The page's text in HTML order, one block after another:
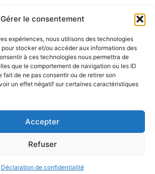
Gérer le consentement
expériences, nous utilisons des technologies
stocker et/ou accéder aux informations des
à ces technologies nous permettra de
que le comportement de navigation ou les ID
fait de ne pas consentir ou de retirer son
un effet négatif sur certaines caractéristiques
Accepter
Refuser
Déclaration de confidentialité